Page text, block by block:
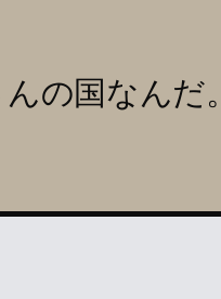
の国なんだ。